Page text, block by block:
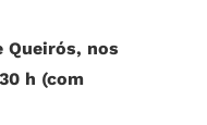
Queirós, nos
h (com